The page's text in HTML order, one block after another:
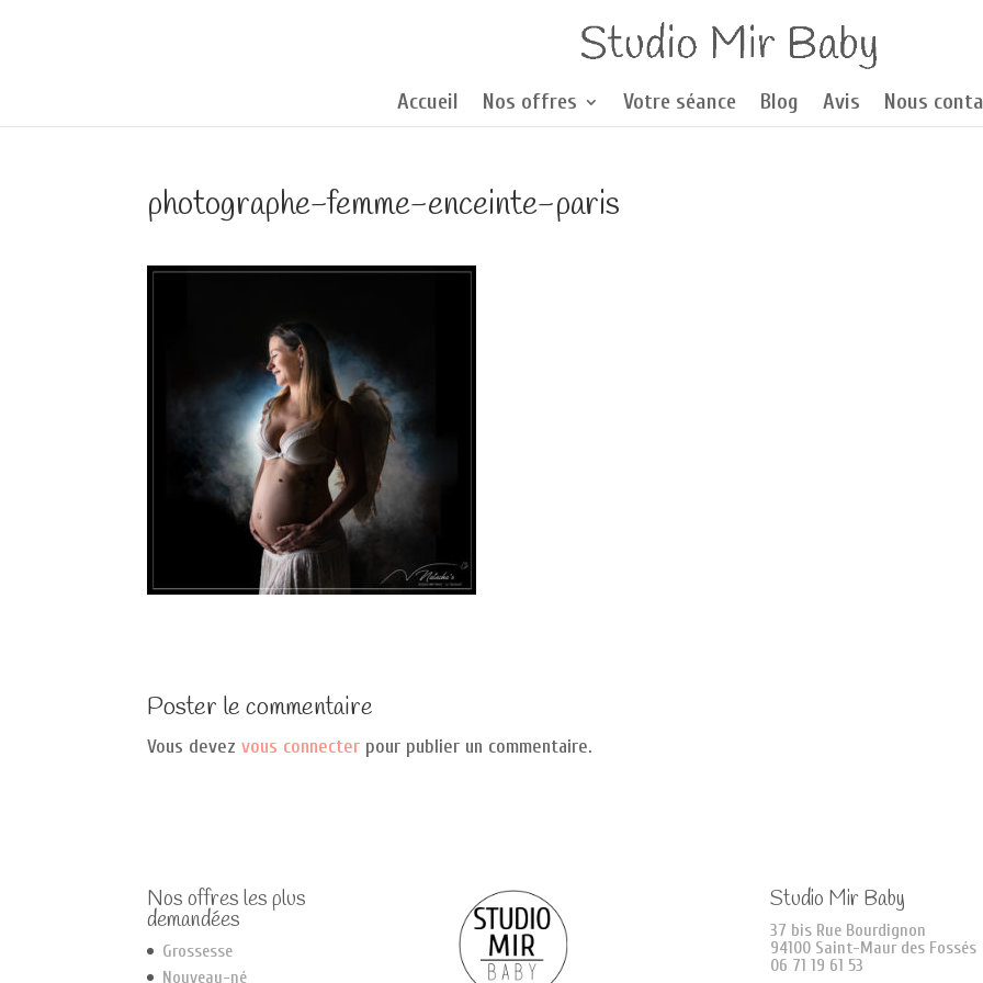
Accueil Nos offres Votre séance Blog Avis Nous
photographe-femme-enceinte-paris
Poster le commentaire
Vous devezvous connecter pour publier un commentaire.
Nos offres les plus
demandées
Grossesse
Nouveau-né
Studio Mir Baby
37 bis Rue Bourdignon
94100 Saint-Maur des Fossés
06 71 19 61 53